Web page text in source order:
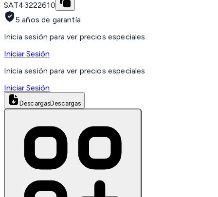
SAT43222610
5 años de garantía
Inicia sesión para ver precios especiales
Iniciar Sesión
Inicia sesión para ver precios especiales
Iniciar Sesión
DescargasDescargas